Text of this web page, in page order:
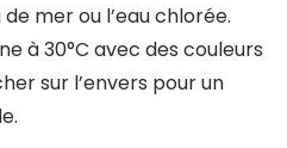
mer ou l’eau chlorée.
à 30°C avec des couleurs
sur l’envers pour un